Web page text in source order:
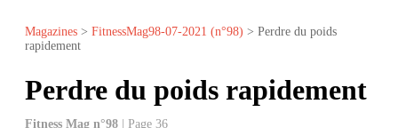
Magazines > FitnessMag98-07-2021 (n°98) > Perdre du poids
rapidement
Perdre du poids rapidement
Fitness Mag n°98 | Page 36